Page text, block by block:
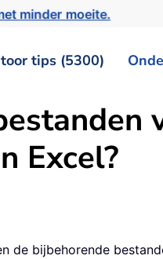
minder moeite.
tips (5300)
Excel?
de bijbehorende